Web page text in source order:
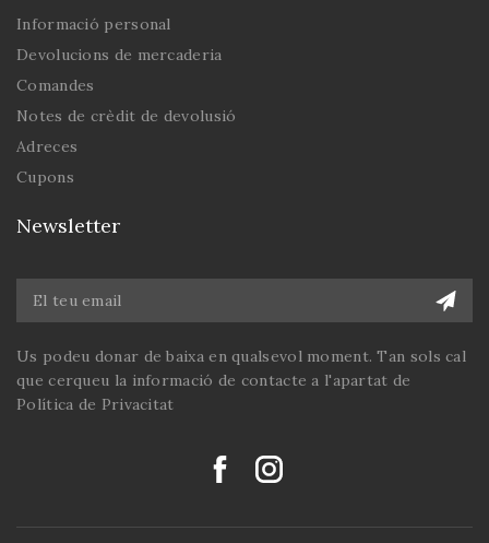
Informació personal
Devolucions de mercaderia
Comandes
Notes de crèdit de devolusió
Adreces
Cupons
Newsletter
Us podeu donar de baixa en qualsevol moment. Tan sols cal
que cerqueu la informació de contacte a l'apartat de
Política de Privacitat